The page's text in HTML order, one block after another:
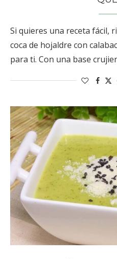
Si quieres una receta fácil,
coca de hojaldre con
para ti. Con una base